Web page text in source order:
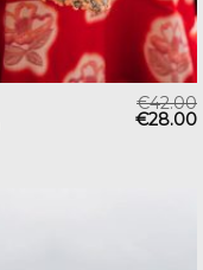
€42.00
€28.00